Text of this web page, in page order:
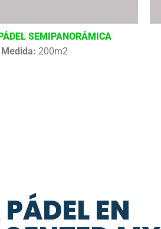
SEMIPANORÁMICA
Medida: 200m2
EN